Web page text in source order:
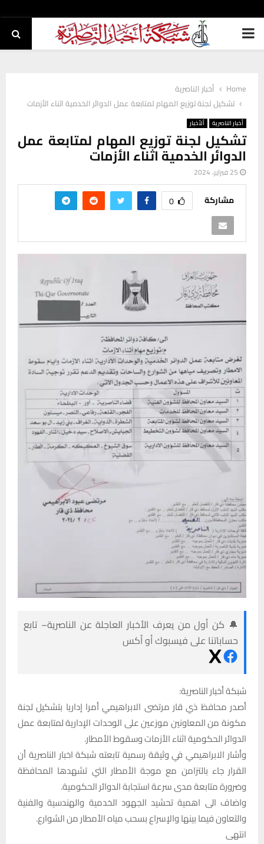
PRIMARY
Home
أخبار الناصرية
تشكيل لجنة توزيع المهام لمتابعة عمل الدوائر الخدمية اثناء الأزمات
أخبار الناصرية ألأخبار
تشكيل لجنة توزيع المهام لمتابعة عمل
الدوائر الخدمية اثناء الأزمات
25 فبراير، 2024
مشاركة 0
🔔 كن أول من يعرف الأخبار العاجلة عن الناصرية– تابع
حساباتنا على فيسبوك أو أكس
شبكة أخبار الناصرية:
أصدر محافظ ذي قار مرتضى الابراهيمي أمرا إداريا بتشكيل لجنة
مكونة من المعاونين موزعين على الوحدات الإدارية لمتابعة عمل
الدوائر الحكومية اثناء الأزمات وسقوط الأمطار.
وأشار الابراهيمي في وثيقة رسمية تابعته شبكة اخبار الناصرية أن
القرار جاء بالتزامن مع موجة الأمطار التي تشهدها المحافظة
وضرورة متابعة مدى سرعة استجابة الدوائر الحكومية.
واضاف الى اهمية تحشيد الجهود الخدمية والهندسية والفنية
والتعاون فيما بينها والإسراع بسحب مياه الأمطار من الشوارع.
انتهى